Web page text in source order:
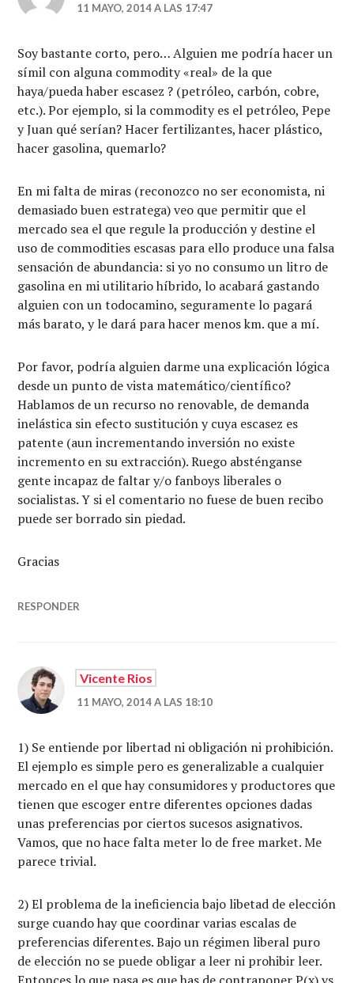
11 MAYO, 2014 A LAS 17:47
Soy bastante corto, pero… Alguien me podría hacer un
símil con alguna commodity «real» de la que
haya/pueda haber escasez ? (petróleo, carbón, cobre,
etc.). Por ejemplo, si la commodity es el petróleo, Pepe
y Juan qué serían? Hacer fertilizantes, hacer plástico,
hacer gasolina, quemarlo?
En mi falta de miras (reconozco no ser economista, ni
demasiado buen estratega) veo que permitir que el
mercado sea el que regule la producción y destine el
uso de commodities escasas para ello produce una falsa
sensación de abundancia: si yo no consumo un litro de
gasolina en mi utilitario híbrido, lo acabará gastando
alguien con un todocamino, seguramente lo pagará
más barato, y le dará para hacer menos km. que a mí.
Por favor, podría alguien darme una explicación lógica
desde un punto de vista matemático/científico?
Hablamos de un recurso no renovable, de demanda
inelástica sin efecto sustitución y cuya escasez es
patente (aun incrementando inversión no existe
incremento en su extracción). Ruego absténganse
gente incapaz de faltar y/o fanboys liberales o
socialistas. Y si el comentario no fuese de buen recibo
puede ser borrado sin piedad.
Gracias
RESPONDER
Vicente Rios
11 MAYO, 2014 A LAS 18:10
1) Se entiende por libertad ni obligación ni prohibición.
El ejemplo es simple pero es generalizable a cualquier
mercado en el que hay consumidores y productores que
tienen que escoger entre diferentes opciones dadas
unas preferencias por ciertos sucesos asignativos.
Vamos, que no hace falta meter lo de free market. Me
parece trivial.
2) El problema de la ineficiencia bajo libetad de elección
surge cuando hay que coordinar varias escalas de
preferencias diferentes. Bajo un régimen liberal puro
de elección no se puede obligar a leer ni prohibir leer.